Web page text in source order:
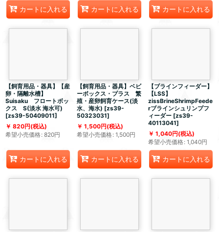
カートに入れる カートに入れる カートに入れる
【飼育用品・器具】【産
卵・隔離水槽】
Suisaku フロートボッ
クス S(淡水 海水可)
[zs39-50409011]
820円(税込)
希望小売価格: 820円
カートに入れる
【飼育用品・器具】ベビ
ーボックス・プラス 繁
殖・産卵飼育ケース(淡
水、海水) [zs39-
50323031]
1,500円(税込)
希望小売価格: 1,500円
カートに入れる
【ブラインフィーダー】
【LSS】
zissBrineShrimpFeede
rブラインシュリンプフ
ィーダー [zs39-
40113041]
1,040円(税込)
希望小売価格: 1,040円
カートに入れる